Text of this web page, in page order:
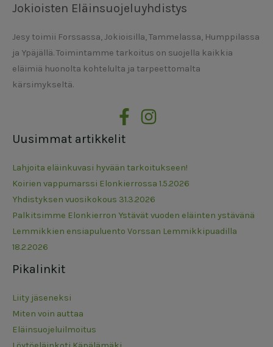
Jokioisten Eläinsuojeluyhdistys
Jesy toimii Forssassa, Jokioisilla, Tammelassa, Humppilassa
ja Ypäjällä. Toimintamme tarkoitus on suojella kaikkia
eläimiä huonolta kohtelulta ja tarpeettomalta
kärsimykseltä.
Uusimmat artikkelit
Lahjoita eläinkuvasi hyvään tarkoitukseen!
Koirien vappumarssi Elonkierrossa 1.5.2026
Yhdistyksen vuosikokous 31.3.2026
Palkitsimme Elonkierron Ystävät vuoden eläinten ystävänä
Lemmikkien ensiapuluento Vorssan Lemmikkipuadilla
18.2.2026
Pikalinkit
Liity jäseneksi
Miten voin auttaa
Eläinsuojeluilmoitus